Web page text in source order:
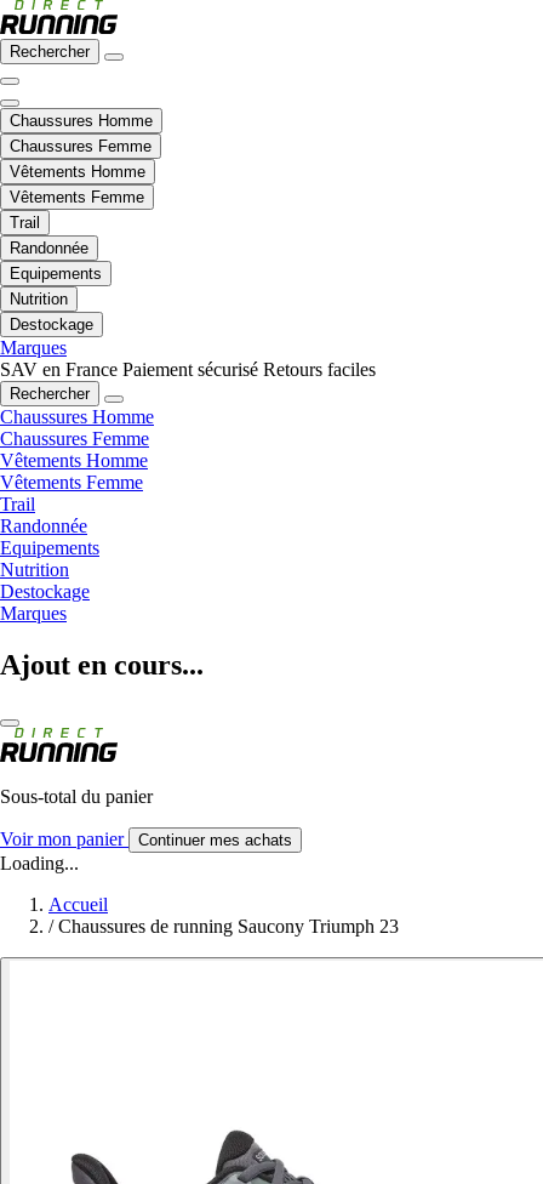
Rechercher
Chaussures Homme
Chaussures Femme
Vêtements Homme
Vêtements Femme
Trail
Randonnée
Equipements
Nutrition
Destockage
Marques
SAV en France Paiement sécurisé Retours faciles
Rechercher
Chaussures Homme
Chaussures Femme
Vêtements Homme
Vêtements Femme
Trail
Randonnée
Equipements
Nutrition
Destockage
Marques
Ajout en cours...
Sous-total du panier
Voir mon panier Continuer mes achats
Loading...
Accueil
/ Chaussures de running Saucony Triumph 23